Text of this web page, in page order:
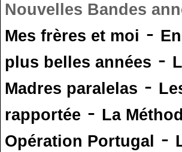
Nouvelles Bandes
Mes frères et moi -
plus belles années -
Madres paralelas -
rapportée - La
Opération Portugal -